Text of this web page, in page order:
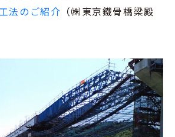
法のご紹介 （㈱東京鐵骨橋梁殿